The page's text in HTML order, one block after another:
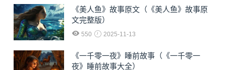
《美人鱼》故事原文（《美人鱼》故事原
文完整版）
550 2025-11-13
《一千零一夜》睡前故事（《一千零一
夜》睡前故事大全）